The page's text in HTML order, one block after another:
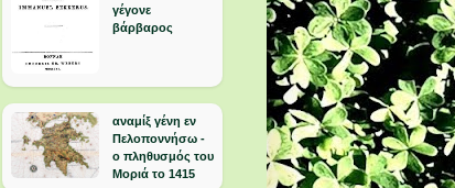
γέγονε
βάρβαρος
αναμίξ γένη εν
Πελοποννήσω -
ο πληθυσμός του
Μοριά το 1415